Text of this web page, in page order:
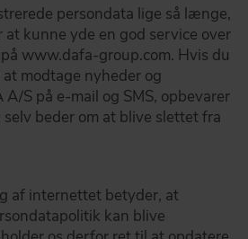
persondata lige så længe,
kunne yde en god service over
www.dafa-group.com. Hvis du
modtage nyheder og
S på e-mail og SMS, opbevarer
beder om at blive slettet fra
af internettet betyder, at
kan blive